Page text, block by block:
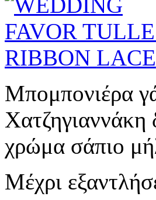
Μπομπονιέρα
Χατζηγιαννάκη
χρώμα σάπιο
Μέχρι